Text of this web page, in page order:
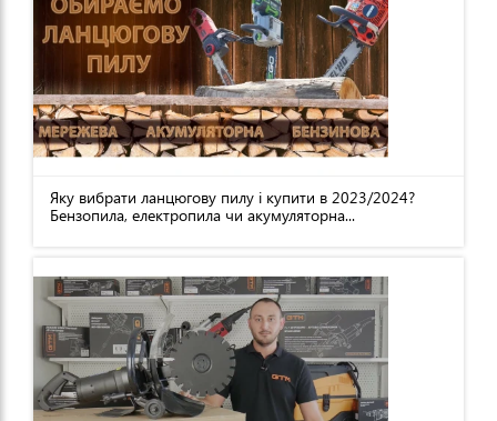
Яку вибрати ланцюгову пилу і купити в 2023/2024?
Бензопила, електропила чи акумуляторна...